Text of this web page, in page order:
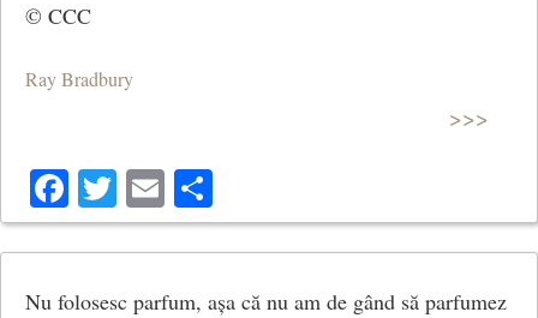
© CCC
Ray Bradbury
>>>
Facebook
Twitter
Email
Nu folosesc parfum, așa că nu am de gând să parfumez